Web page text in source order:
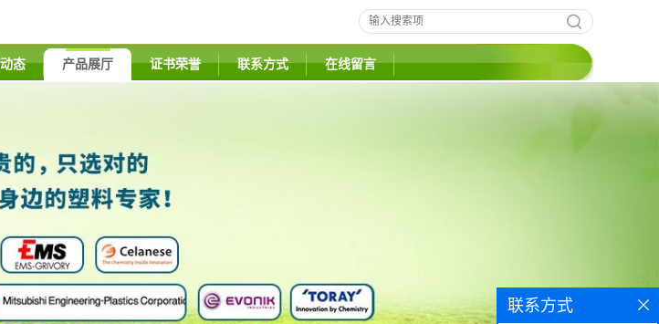
态 产品展厅 证书荣誉 联系方式 在线留言
联系方式